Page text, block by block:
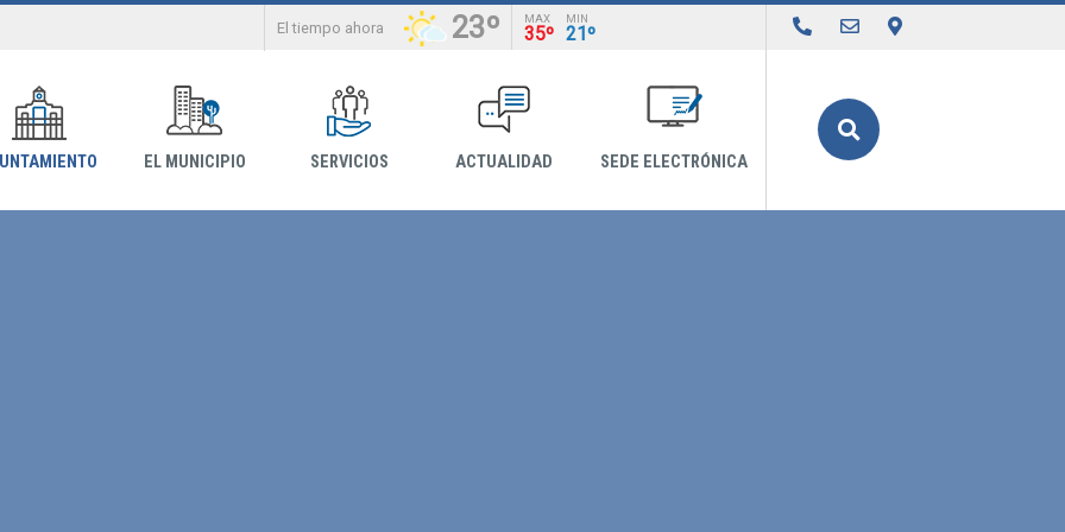
El tiempo ahora 23º MAX
35º
MIN
21º
EL MUNICIPIO SERVICIOS ACTUALIDAD SEDE ELECTRÓNICA